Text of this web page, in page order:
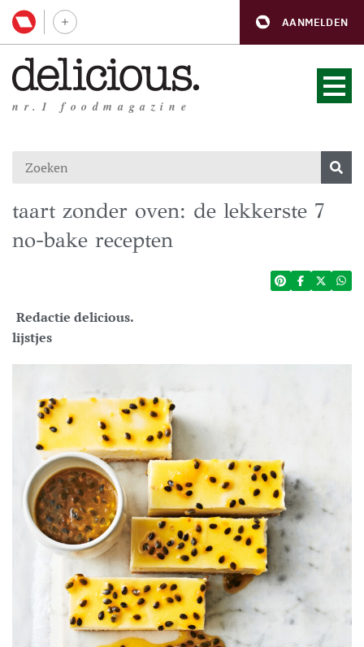
AANMELDEN
nr.1 foodmagazine
taart zonder oven: de lekkerste 7
no-bake recepten
Redactie delicious.
lijstjes